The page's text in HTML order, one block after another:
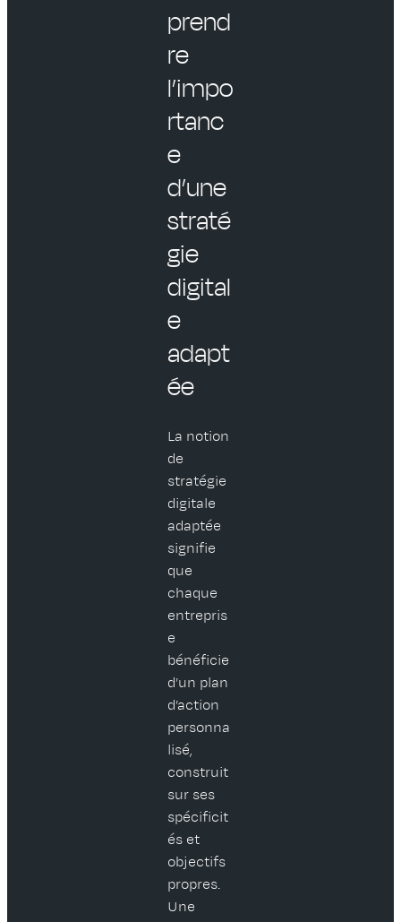
prend
re
l’impo
rtanc
e
d’une
straté
gie
digital
e
adapt
ée
La notion
de
stratégie
digitale
adaptée
signifie
que
chaque
entrepris
e
bénéficie
d’un plan
d’action
personna
lisé,
construit
sur ses
spécificit
és et
objectifs
propres.
Une